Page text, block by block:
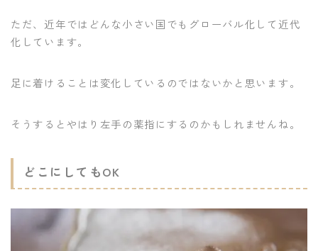
ただ、近年ではどんな小さい国でもグローバル化して近代
化しています。
足に着けることは変化しているのではないかと思います。
そうするとやはり左手の薬指にするのかもしれませんね。
どこにしてもOK